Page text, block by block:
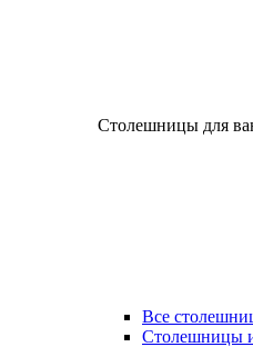
Столешницы для
Все
Столешницы